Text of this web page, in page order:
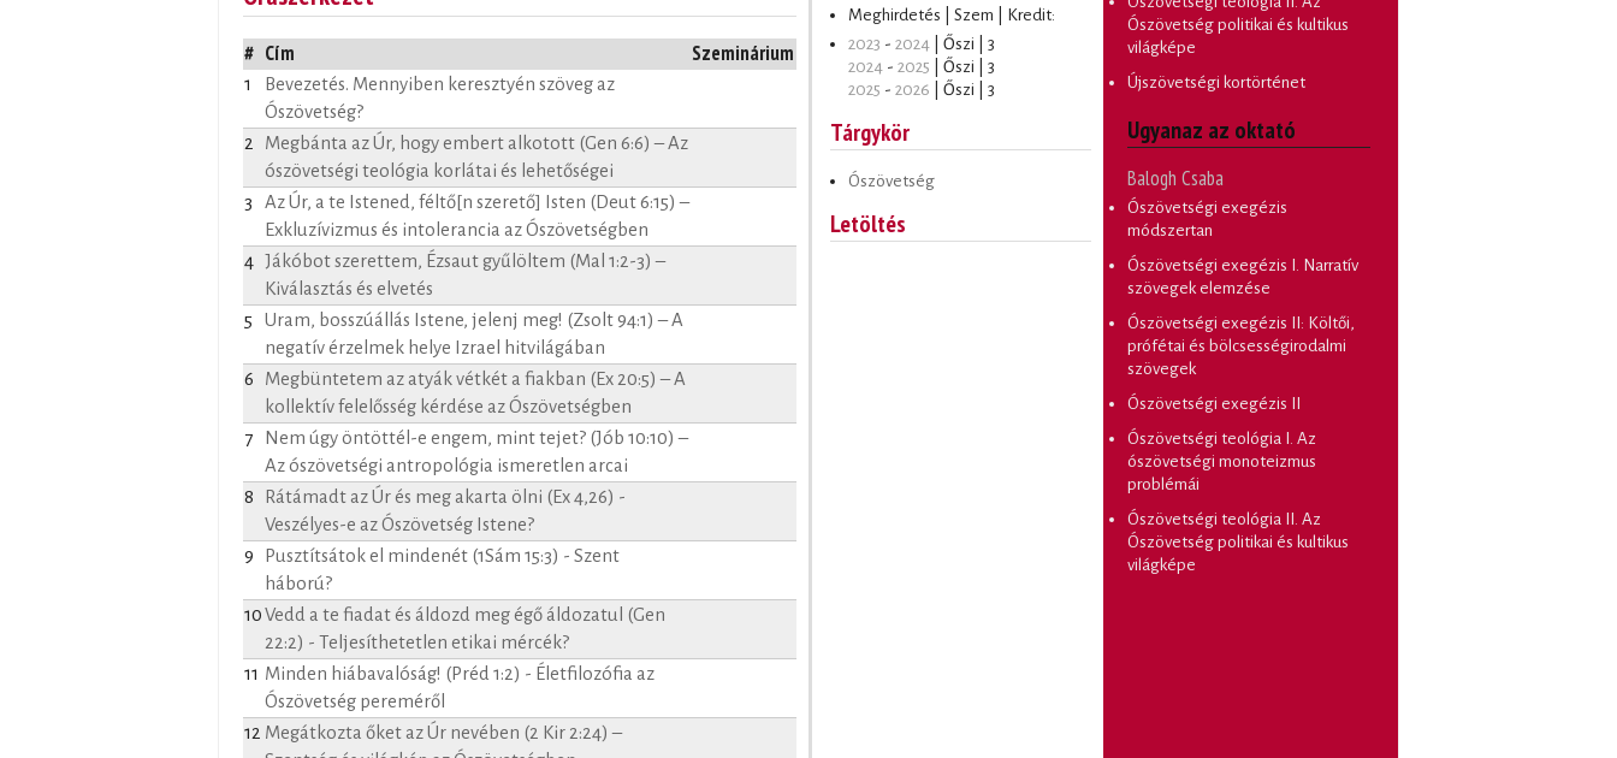
# Cím Szeminárium
1
Bevezetés. Mennyiben keresztyén szöveg az
Ószövetség?
2
Megbánta az Úr, hogy embert alkotott (Gen 6:6) – Az
ószövetségi teológia korlátai és lehetőségei
3
Az Úr, a te Istened, féltő[n szerető] Isten (Deut 6:15) –
Exkluzívizmus és intolerancia az Ószövetségben
4 Jákóbot szerettem, Ézsaut gyűlöltem (Mal 1:2-3) –
Kiválasztás és elvetés
5
Uram, bosszúállás Istene, jelenj meg! (Zsolt 94:1) – A
negatív érzelmek helye Izrael hitvilágában
6
Megbüntetem az atyák vétkét a fiakban (Ex 20:5) – A
kollektív felelősség kérdése az Ószövetségben
7
Nem úgy öntöttél-e engem, mint tejet? (Jób 10:10) –
Az ószövetségi antropológia ismeretlen arcai
8
Rátámadt az Úr és meg akarta ölni (Ex 4,26) -
Veszélyes-e az Ószövetség Istene?
9
Pusztítsátok el mindenét (1Sám 15:3) - Szent
háború?
10Vedd a te fiadat és áldozd meg égő áldozatul (Gen
22:2) - Teljesíthetetlen etikai mércék?
11 Minden hiábavalóság! (Préd 1:2) - Életfilozófia az
Ószövetség pereméről
12 Megátkozta őket az Úr nevében (2 Kir 2:24) –
Meghirdetés | Szem | Kredit:
2023 - 2024 | Őszi | 3
2024 - 2025 | Őszi | 3
2025 - 2026 | Őszi | 3
Tárgykör
Ószövetség
Letöltés
Ószövetség politikai és kultikus
világképe
Újszövetségi kortörténet
Ugyanaz az oktató
Balogh Csaba
Ószövetségi exegézis
módszertan
Ószövetségi exegézis I. Narratív
szövegek elemzése
Ószövetségi exegézis II: Költői,
prófétai és bölcsességirodalmi
szövegek
Ószövetségi exegézis II
Ószövetségi teológia I. Az
ószövetségi monoteizmus
problémái
Ószövetségi teológia II. Az
Ószövetség politikai és kultikus
világképe